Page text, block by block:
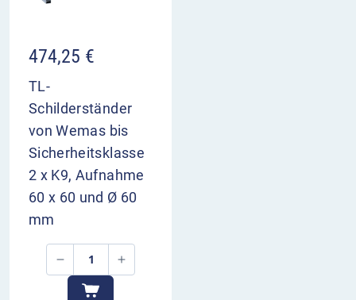
474,25 €
TL-
Schilderständer
von Wemas bis
Sicherheitsklasse
2 x K9, Aufnahme
60 x 60 und Ø 60
mm